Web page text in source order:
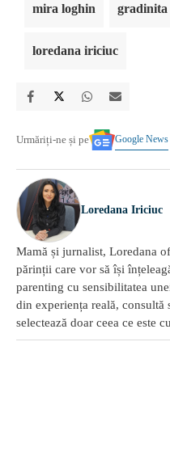
mira loghin gradinita
loredana iriciuc
Urmăriți-ne și pe Google News
Loredana Iriciuc
Mamă și jurnalist, Loredana
părinții care vor să își
parenting cu sensibilitatea
din experiența reală,
selectează doar ceea ce este